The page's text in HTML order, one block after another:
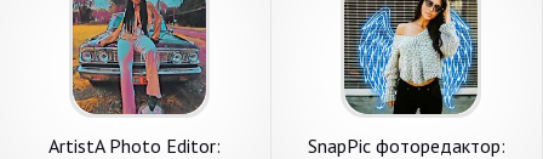
ArtistA Photo Editor:
SnapPic фоторедактор: